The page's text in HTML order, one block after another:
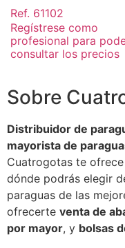
Ref. 61102
Regístrese como
profesional para
consultar los precios
Sobre
Distribuidor de
mayorista de
Cuatrogotas te
dónde podrás elegir
paraguas de las
ofrecerte venta de
por mayor, y bolsas